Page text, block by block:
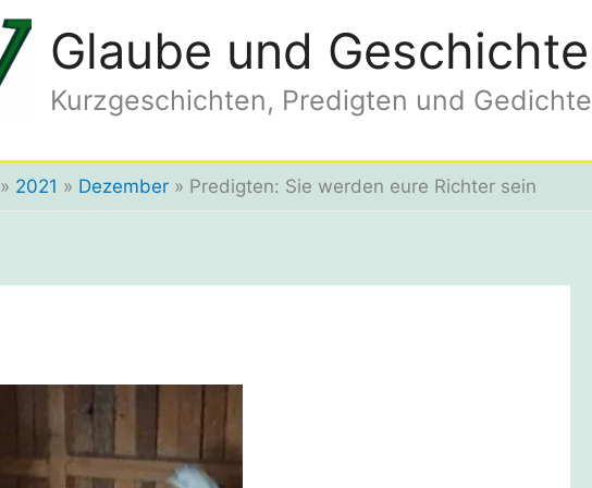
Glaube und Geschichte
Kurzgeschichten, Predigten und Gedichte
2021 Dezember Predigten: Sie werden eure Richter sein